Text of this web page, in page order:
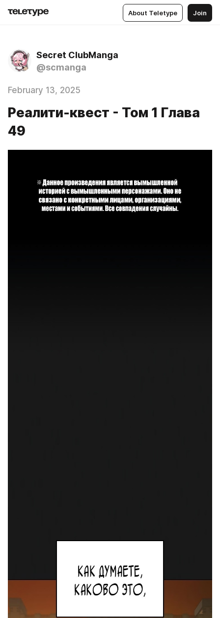
About Teletype Join
Secret ClubManga
@scmanga
February 13, 2025
Реалити-квест - Том 1 Глава
49